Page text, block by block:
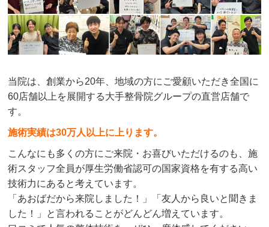
当院は、創業から20年、地域の方にご愛顧いただき全国に
60店舗以上を展開する大手整骨院グループの直営店舗で
す。
施術実績は30万人以上に上ります。
こんなにも多くの方にご来院・お喜びいただけるのも、施
術スタッフ全員が厚生労働省認可の国家資格を有する高い
技術力にあると考えています。
「あおばだから来院しました！」「友人から良いと聞きま
した！」と言われることがどんどん増えています。